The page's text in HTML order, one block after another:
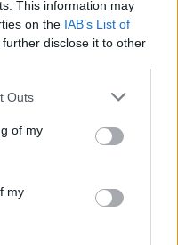
This information may
on the IAB’s List of
disclose it to other
Outs
of my
my
Południowej?
świętowali Przemienienie